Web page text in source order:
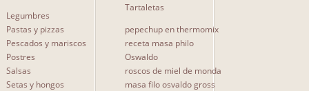
Legumbres
Pastas y pizzas
Pescados y mariscos
Postres
Salsas
Setas y hongos
Tartaletas
pepechup en thermomix
receta masa philo
Oswaldo
roscos de miel de monda
masa filo osvaldo gross